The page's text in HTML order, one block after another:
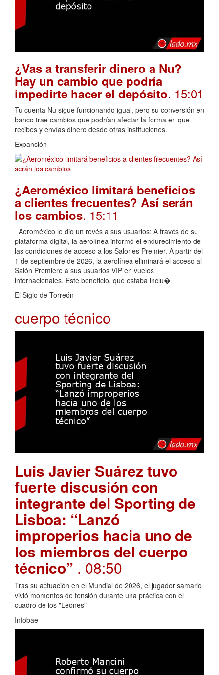
¿Vas a transferir dinero a Nu?
Hay un cambio que podría
impedirte hacer el depósito. 15:01
Tu cuenta Nu sigue funcionando igual, pero su conversión en
banco trae cambios que podrían afectar la forma en que
recibes y envías dinero desde otras instituciones.
Expansión
¿Aeroméxico limitará beneficios
a clientes frecuentes? Así serán
los cambios. 15:11
Aeroméxico le dio un revés a sus usuarios: A través de su
plataforma digital, la aerolínea informó el endurecimiento de
las condiciones de acceso a los Salones Premier. A partir del
1 de septiembre de 2026, la aerolínea eliminará el acceso al
Salón Premiere a sus usuarios VIP en vuelos
internacionales. Este beneficio, que estaba inclu�
El Siglo de Torreón
cuerpo técnico
Luis Javier Suárez tuvo
fuerte discusión con
integrante del Sporting de
Lisboa: “Lanzó
improperios hacia uno de
los miembros del cuerpo
técnico” . 08:50
Tras su actuación en el Mundial de 2026, el jugador samario
vivió momentos de tensión durante una práctica con el
cuadro de los "Leones"
Infobae